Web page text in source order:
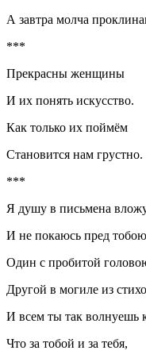
А завтра молча
***
Прекрасны женщины
И их понять искусство.
Как только их поймём
Становится нам грустно.
***
Я душу в письмена
И не покаюсь пред
Один с пробитой
Другой в могиле из
И всем ты так волнуешь
Что за тобой и за тебя,